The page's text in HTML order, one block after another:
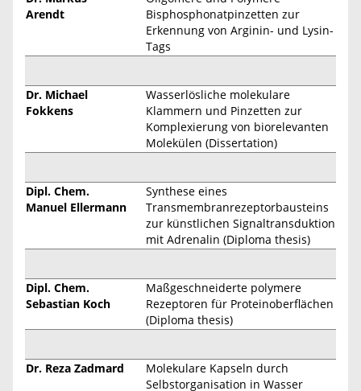
Arendt
Bisphosphonatpinzetten zur
Erkennung von Arginin- und Lysin-
Tags
Dr. Michael
Fokkens
Wasserlösliche molekulare
Klammern und Pinzetten zur
Komplexierung von biorelevanten
Molekülen (Dissertation)
Dipl. Chem.
Manuel Ellermann
Synthese eines
Transmembranrezeptorbausteins
zur künstlichen Signaltransduktion
mit Adrenalin (Diploma thesis)
Dipl. Chem.
Sebastian Koch
Maßgeschneiderte polymere
Rezeptoren für Proteinoberflächen
(Diploma thesis)
Dr. Reza Zadmard
Molekulare Kapseln durch
Selbstorganisation in Wasser